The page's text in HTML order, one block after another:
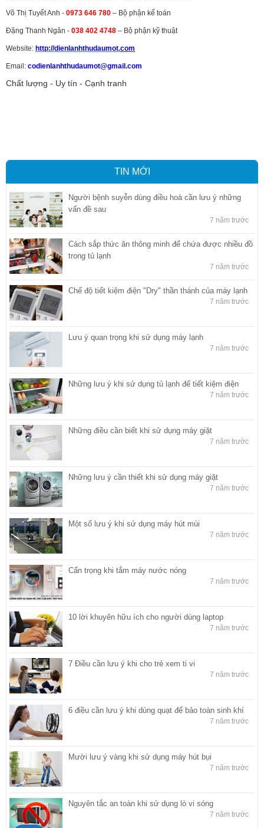
Võ Thị Tuyết Anh - 0973 646 780 – Bộ phận kế toán
Đặng Thanh Ngân - 038 402 4748 – Bộ phận kỹ thuật
Website: http://dienlanhthudaumot.com
Email: codienlanhthudaumot@gmail.com
Chất lượng - Uy tín - Cạnh tranh
TIN MỚI
Người bệnh suyễn dùng điều hoà cần lưu ý những
vấn đề sau
7 năm trước
Cách sắp thức ăn thông minh để chứa được nhiều đồ
trong tủ lạnh
7 năm trước
Chế độ tiết kiệm điện "Dry" thần thánh của máy lạnh
7 năm trước
Lưu ý quan trọng khi sử dụng máy lạnh
7 năm trước
Những lưu ý khi sử dụng tủ lạnh để tiết kiệm điện
7 năm trước
Những điều cần biết khi sử dụng máy giặt
7 năm trước
Những lưu ý cần thiết khi sử dụng máy giặt
7 năm trước
Một số lưu ý khi sử dụng máy hút mùi
7 năm trước
Cẩn trọng khi tắm máy nước nóng
7 năm trước
10 lời khuyên hữu ích cho người dùng laptop
7 năm trước
7 Điều cần lưu ý khi cho trẻ xem ti vi
7 năm trước
6 điều cần lưu ý khi dùng quạt để bảo toàn sinh khí
7 năm trước
Mười lưu ý vàng khi sử dụng máy hút bụi
7 năm trước
Nguyên tắc an toàn khi sử dụng lò vi sóng
7 năm trước